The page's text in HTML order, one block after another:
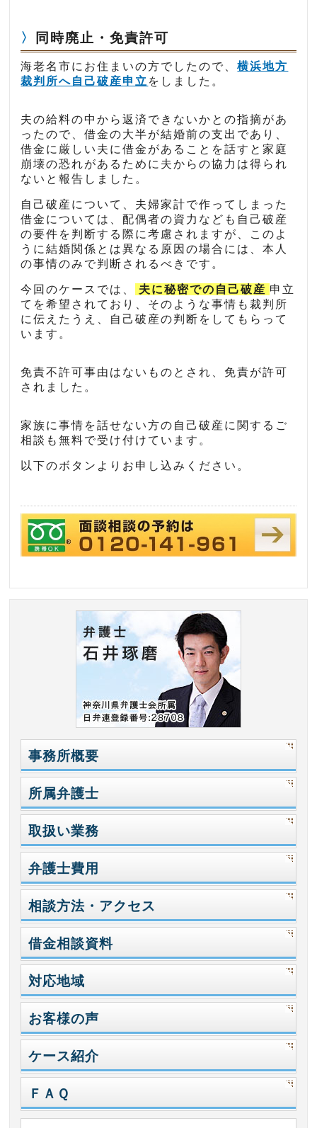
同時廃止・免責許可
海老名市にお住まいの方でしたので、横浜地方
裁判所へ自己破産申立 をしました。
夫の給料の中から返済できないかとの指摘があ
ったので、借金の大半が結婚前の支出であり、
借金に厳しい夫に借金があることを話すと家庭
崩壊の恐れがあるために夫からの協力は得られ
ないと報告しました。
自己破産について、夫婦家計で作ってしまった
借金については、配偶者の資力なども自己破産
の要件を判断する際に考慮されますが、このよ
うに結婚関係とは異なる原因の場合には、本人
の事情のみで判断されるべきです。
今回のケースでは、 夫に秘密での自己破産 申立
てを希望されており、そのような事情も裁判所
に伝えたうえ、自己破産の判断をしてもらって
います。
免責不許可事由はないものとされ、免責が許可
されました。
家族に事情を話せない方の自己破産に関するご
相談も無料で受け付けています。
以下のボタンよりお申し込みください。
事務所概要
所属弁護士
取扱い業務
弁護士費用
相談方法・アクセス
借金相談資料
対応地域
お客様の声
ケース紹介
ＦＡＱ